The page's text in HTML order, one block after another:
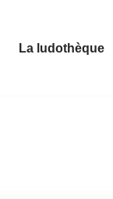
La ludothèque